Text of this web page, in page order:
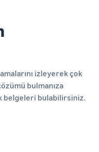
izleyerek çok
bulmanıza
belgeleri bulabilirsiniz.